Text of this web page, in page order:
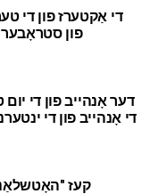
די אַקטערז פון די
פון
די אָנהייב פון די
קעז